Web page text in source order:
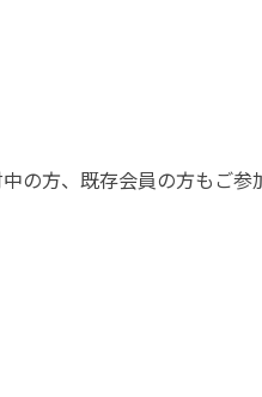
方、既存会員の方もご参